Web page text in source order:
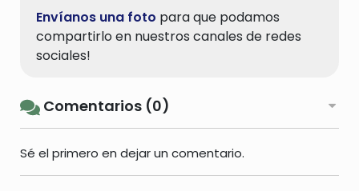
Envíanos una foto para que podamos
compartirlo en nuestros canales de redes
sociales!
Comentarios (0)
Sé el primero en dejar un comentario.